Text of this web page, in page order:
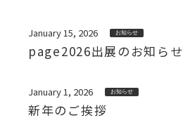
January 15, 2026 お知らせ
page2026出展のお知らせ
January 1, 2026 お知らせ
新年のご挨拶